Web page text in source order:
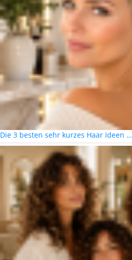
Die 3 besten sehr kurzes Haar Ideen …